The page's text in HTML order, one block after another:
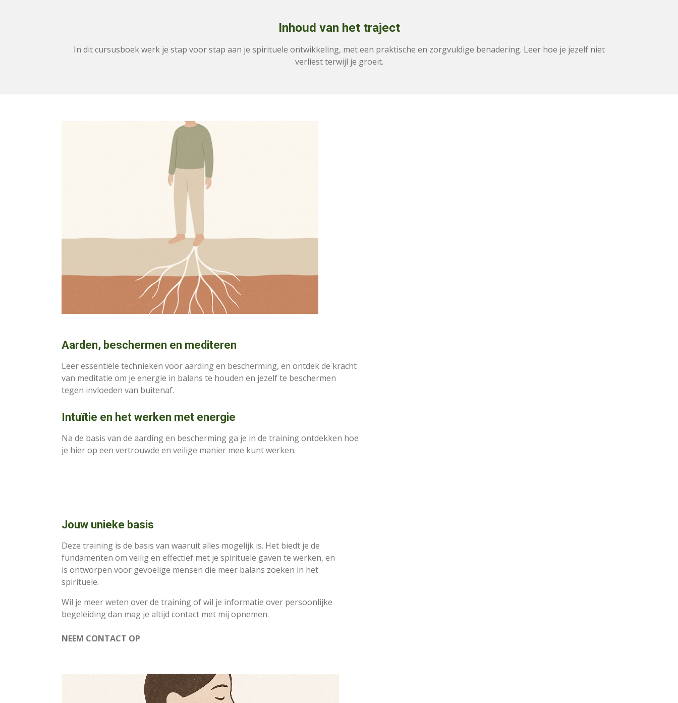
Inhoud van het traject
In dit cursusboek werk je stap voor stap aan je spirituele ontwikkeling, met een praktische en zorgvuldige benadering. Leer hoe je jezelf niet
verliest terwijl je groeit.
Aarden, beschermen en mediteren
Leer essentiële technieken voor aarding en bescherming, en ontdek de kracht
van meditatie om je energie in balans te houden en jezelf te beschermen
tegen invloeden van buitenaf.
Intuïtie en het werken met energie
Na de basis van de aarding en bescherming ga je in de training ontdekken hoe
je hier op een vertrouwde en veilige manier mee kunt werken.
Jouw unieke basis
Deze training is de basis van waaruit alles mogelijk is. Het biedt je de
fundamenten om veilig en effectief met je spirituele gaven te werken, en
is ontworpen voor gevoelige mensen die meer balans zoeken in het
spirituele.
Wil je meer weten over de training of wil je informatie over persoonlijke
begeleiding dan mag je altijd contact met mij opnemen.
NEEM CONTACT OP